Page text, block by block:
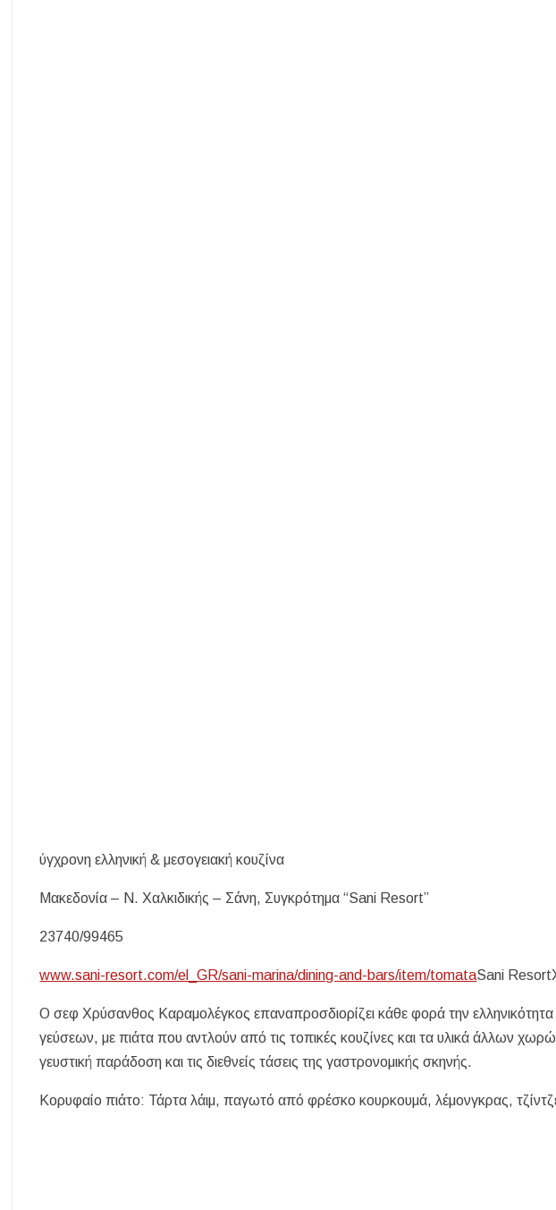
ύγχρονη ελληνική & μεσογειακή κουζίνα
Μακεδονία – Ν. Χαλκιδικής – Σάνη, Συγκρότημα “Sani Resort”
23740/99465
www.sani-resort.com/el_GR/sani-marina/dining-and-bars/item/tomataSani
Ο σεφ Χρύσανθος Καραμολέγκος επαναπροσδιορίζει κάθε φορά την
γεύσεων, με πιάτα που αντλούν από τις τοπικές κουζίνες και τα υλικά άλλων
γευστική παράδοση και τις διεθνείς τάσεις της γαστρονομικής σκηνής.
Κορυφαίο πιάτο: Τάρτα λάιμ, παγωτό από φρέσκο κουρκουμά, λέμονγκρας,